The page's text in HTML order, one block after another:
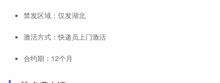
禁发区域：仅发湖北
激活方式：快递员上门激活
合约期：12个月